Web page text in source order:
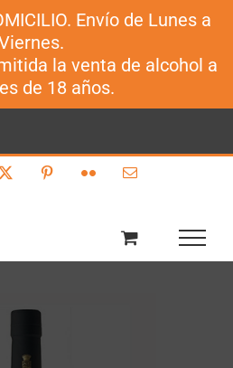
Envío de Lunes a
la venta de alcohol a
de 18 años.
PinterestFlickr Correo
Garrido